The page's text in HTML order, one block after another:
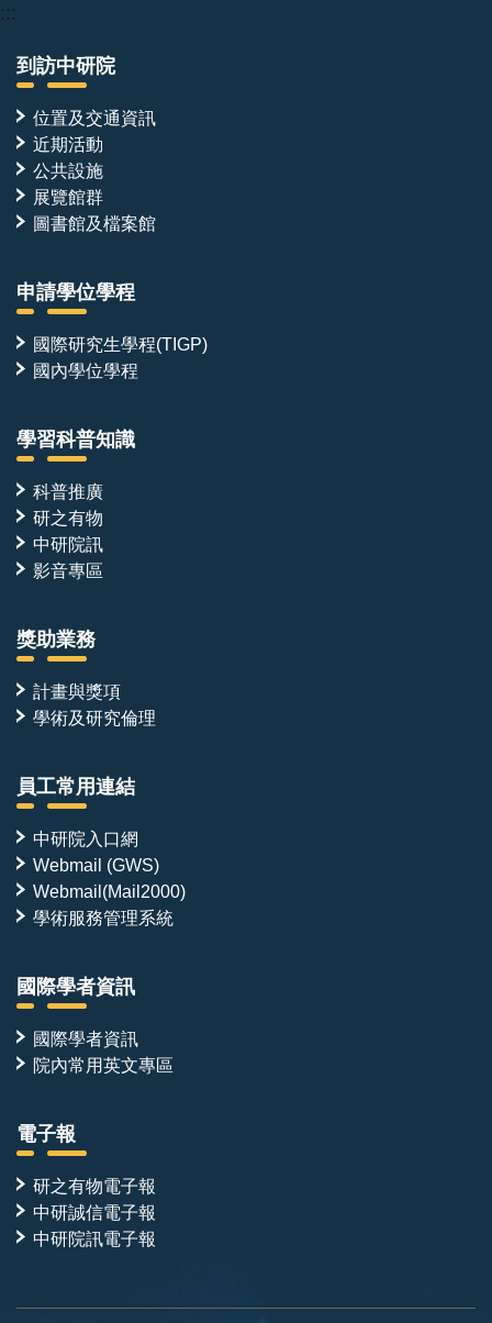
:::
到訪中研院
位置及交通資訊
近期活動
公共設施
展覽館群
圖書館及檔案館
申請學位學程
國際研究生學程(TIGP)
國內學位學程
學習科普知識
科普推廣
研之有物
中研院訊
影音專區
獎助業務
計畫與獎項
學術及研究倫理
員工常用連結
中研院入口網
Webmail (GWS)
Webmail(Mail2000)
學術服務管理系統
國際學者資訊
國際學者資訊
院內常用英文專區
電子報
研之有物電子報
中研誠信電子報
中研院訊電子報